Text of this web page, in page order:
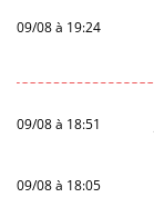
09/08 à 19:24
09/08 à 18:51
09/08 à 18:05